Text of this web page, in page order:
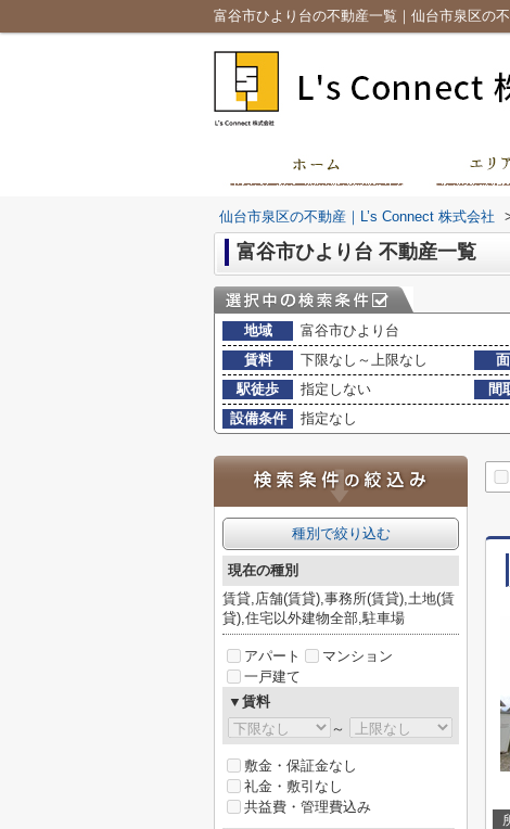
富谷市ひより台の不動産一覧｜仙台市泉区の
仙台市泉区の不動産｜L’s Connect 株式会社
富谷市ひより台 不動産一覧
地域
富谷市ひより台
賃料
下限なし～上限なし
駅徒歩
指定しない 間
設備条件
指定なし
種別で絞り込む
現在の種別
賃貸,店舗(賃貸),事務所(賃貸),土地(賃
貸),住宅以外建物全部,駐車場
アパート
マンション
一戸建て
▼賃料
～
敷金・保証金なし
礼金・敷引なし
共益費・管理費込み